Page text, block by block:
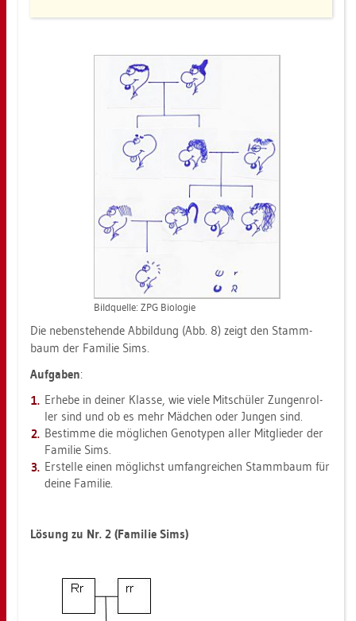
Bild­quel­le: ZPG Bio­lo­gie
Die ne­ben­ste­hen­de Ab­bil­dung (Abb. 8) zeigt den Stamm­
baum der Fa­mi­lie Sims.
Auf­ga­ben:
Er­he­be in dei­ner Klas­se, wie viele Mit­schü­ler Zun­gen­rol­
ler sind und ob es mehr Mäd­chen oder Jun­gen sind.
Be­stim­me die mög­li­chen Ge­no­ty­pen aller Mit­glie­der der
Fa­mi­lie Sims.
Er­stel­le einen mög­lichst um­fang­rei­chen Stamm­baum für
deine Fa­mi­lie.
Lö­sung zu Nr. 2 (Fa­mi­lie Sims)